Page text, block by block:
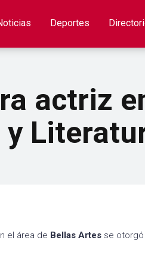
Deportes
actriz
el área de Bellas Artes se otorgó